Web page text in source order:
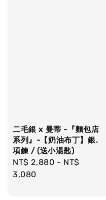
二毛銀 x 曼蒂 -『麵包店
系列』-【奶油布丁】銀.
項鍊 / (送小湯匙)
Regular
price
NT$ 2,880 - NT$
3,080